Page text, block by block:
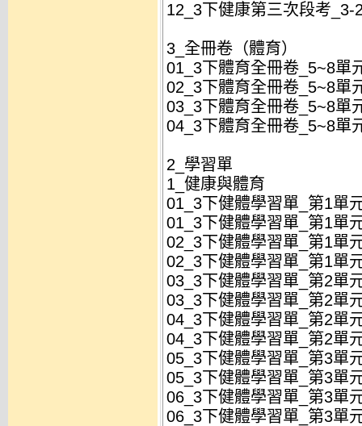
12_3下健康第三次段考
3_全冊卷（體育）
01_3下體育全冊卷_5~8單
02_3下體育全冊卷_5~8單
03_3下體育全冊卷_5~8單
04_3下體育全冊卷_5~8單
2_學習單
1_健康與體育
01_3下健體學習單_第1單
01_3下健體學習單_第1單
02_3下健體學習單_第1單
02_3下健體學習單_第1單
03_3下健體學習單_第2單
03_3下健體學習單_第2單
04_3下健體學習單_第2單
04_3下健體學習單_第2單
05_3下健體學習單_第3單
05_3下健體學習單_第3單
06_3下健體學習單_第3單
06_3下健體學習單_第3單